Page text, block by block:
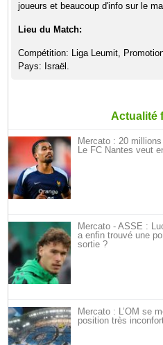
joueurs et beaucoup d'info sur le
Lieu du Match:
Compétition: Liga Leumit,
Pays: Israël.
Actualité
Mercato : 20 millions
Le FC Nantes veut
Mercato - ASSE :
a enfin trouvé une
sortie ?
Mercato : L’OM se
position très